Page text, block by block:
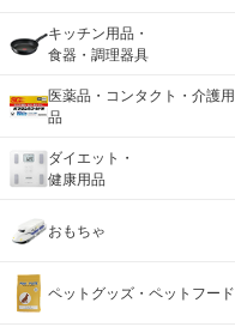
キッチン用品・
食器・調理器具
医薬品・コンタクト・介護用
品
ダイエット・
健康用品
おもちゃ
ペットグッズ・ペットフード